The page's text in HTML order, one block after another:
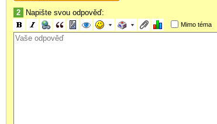
2 Napište svou odpověď:
Mimo téma